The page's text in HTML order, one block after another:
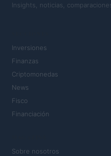
Insights, noticias,
Inversiones
Finanzas
Criptomonedas
News
Fisco
Financiación
Sobre nosotros